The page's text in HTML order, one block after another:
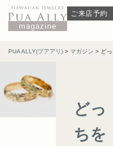
magazine
ご来店予約
PUA ALLY(プアアリ) > マガジン > ど
どっ
ちを